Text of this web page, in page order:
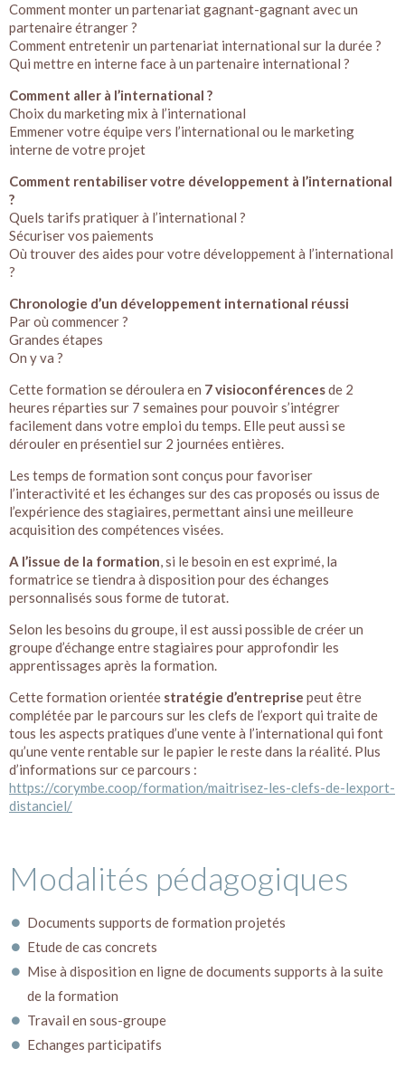
Comment monter un partenariat gagnant-gagnant avec un
partenaire étranger ?
Comment entretenir un partenariat international sur la durée ?
Qui mettre en interne face à un partenaire international ?
Comment aller à l’international ?
Choix du marketing mix à l’international
Emmener votre équipe vers l’international ou le marketing
interne de votre projet
Comment rentabiliser votre développement à l’international
?
Quels tarifs pratiquer à l’international ?
Sécuriser vos paiements
Où trouver des aides pour votre développement à l’international
?
Chronologie d’un développement international réussi
Par où commencer ?
Grandes étapes
On y va ?
Cette formation se déroulera en 7 visioconférencesde 2
heures réparties sur 7 semaines pour pouvoir s’intégrer
facilement dans votre emploi du temps. Elle peut aussi se
dérouler en présentiel sur 2 journées entières.
Les temps de formation sont conçus pour favoriser
l’interactivité et les échanges sur des cas proposés ou issus de
l’expérience des stagiaires, permettant ainsi une meilleure
acquisition des compétences visées.
A l’issue de la formation, si le besoin en est exprimé, la
formatrice se tiendra à disposition pour des échanges
personnalisés sous forme de tutorat.
Selon les besoins du groupe, il est aussi possible de créer un
groupe d’échange entre stagiaires pour approfondir les
apprentissages après la formation.
Cette formation orientée stratégie d’entreprise peut être
complétée par le parcours sur les clefs de l’export qui traite de
tous les aspects pratiques d’une vente à l’international qui font
qu’une vente rentable sur le papier le reste dans la réalité. Plus
d’informations sur ce parcours :
https://corymbe.coop/formation/maitrisez-les-clefs-de-lexport-
distanciel/
Modalités pédagogiques
Documents supports de formation projetés
Etude de cas concrets
Mise à disposition en ligne de documents supports à la suite
de la formation
Travail en sous-groupe
Echanges participatifs